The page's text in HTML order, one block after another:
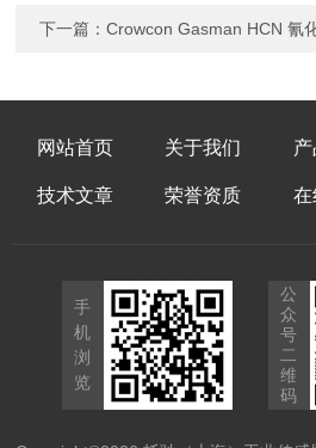
下一篇：Crowcon Gasman HCN 氰
网站首页 关于我们
技术文章 荣誉资质 在
手
机
浏
览
公
众
号
二
维
码